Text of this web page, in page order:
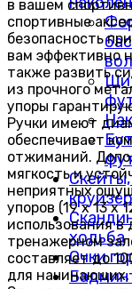
ходьба
Очки
в вашем
спортивные
безопасность
вам эффективно
также развить
из прочного
упоры
Ручки имеют
обеспечивает
отжиманий.
мягкость и
неприятных
упоров (19 х 13 х
использования
тренажерном
составляет до
для начинающих,